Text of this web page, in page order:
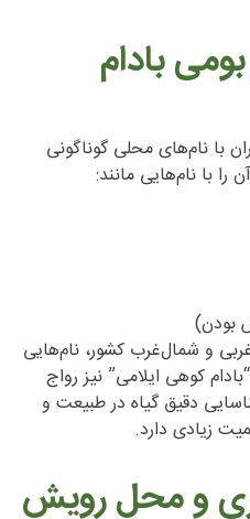
بادام
با نام‌های محلی گوناگونی
با نام‌هایی مانند:
بودن)
و شمال‌غرب کشور، نام‌هایی
کوهی ایلامی” نیز رواج
دقیق گیاه در طبیعت و
زیادی دارد.
و محل رویش